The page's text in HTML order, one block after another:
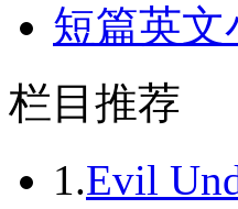
短篇英文
栏目推荐
1.Evil